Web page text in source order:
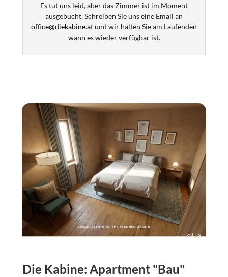
Es tut uns leid, aber das Zimmer ist im Moment
ausgebucht. Schreiben Sie uns eine Email an
office@diekabine.atund wir halten Sie am Laufenden
wann es wieder verfügbar ist.
3
Die Kabine: Apartment "Bau"